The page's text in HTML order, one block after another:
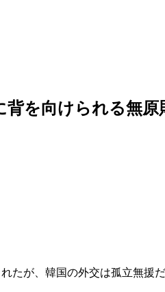
背を向けられる無原
たが、韓国の外交は孤立無援